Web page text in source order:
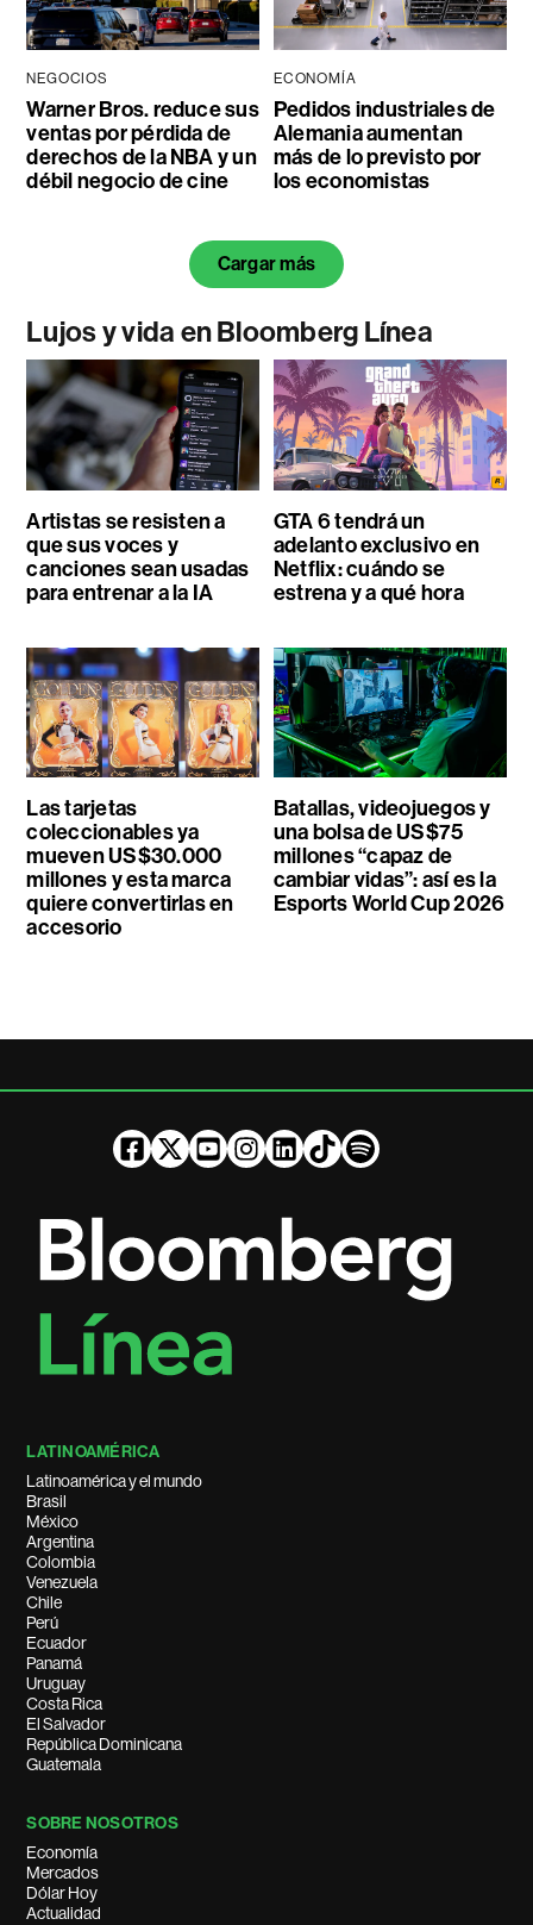
NEGOCIOS
Warner Bros. reduce sus
ventas por pérdida de
derechos de la NBA y un
débil negocio de cine
ECONOMÍA
Pedidos industriales de
Alemania aumentan
más de lo previsto por
los economistas
Cargar más
Lujos y vida en Bloomberg Línea
Artistas se resisten a
que sus voces y
canciones sean usadas
para entrenar a la IA
GTA 6 tendrá un
adelanto exclusivo en
Netflix: cuándo se
estrena y a qué hora
Las tarjetas
coleccionables ya
mueven US$30.000
millones y esta marca
quiere convertirlas en
accesorio
Batallas, videojuegos y
una bolsa de US$75
millones “capaz de
cambiar vidas”: así es la
Esports World Cup 2026
LATINOAMÉRICA
Latinoamérica y el mundo
Brasil
México
Argentina
Colombia
Venezuela
Chile
Perú
Ecuador
Panamá
Uruguay
Costa Rica
El Salvador
República Dominicana
Guatemala
SOBRE NOSOTROS
Economía
Mercados
Dólar Hoy
Actualidad